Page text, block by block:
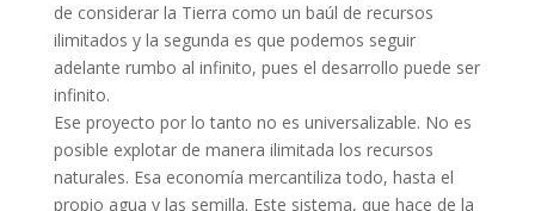
de considerar la Tierra como un baúl de recursos
ilimitados y la segunda es que podemos seguir
adelante rumbo al infinito, pues el desarrollo puede ser
infinito.
Ese proyecto por lo tanto no es universalizable. No es
posible explotar de manera ilimitada los recursos
naturales. Esa economía mercantiliza todo, hasta el
propio agua y las semilla. Este sistema, que hace de la